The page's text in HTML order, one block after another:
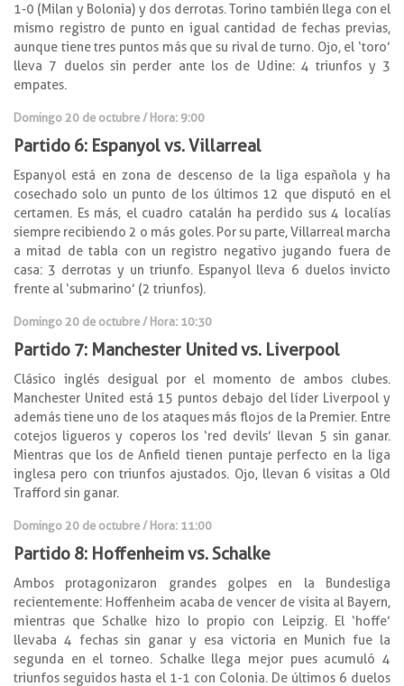
1-0 (Milan y Bolonia) y dos derrotas. Torino también llega con el
mismo registro de punto en igual cantidad de fechas previas,
aunque tiene tres puntos más que su rival de turno. Ojo, el ‘toro’
lleva 7 duelos sin perder ante los de Udine: 4 triunfos y 3
empates.
Domingo 20 de octubre / Hora: 9:00
Partido 6: Espanyol vs. Villarreal
Espanyol está en zona de descenso de la liga española y ha
cosechado solo un punto de los últimos 12 que disputó en el
certamen. Es más, el cuadro catalán ha perdido sus 4 localías
siempre recibiendo 2 o más goles. Por su parte, Villarreal marcha
a mitad de tabla con un registro negativo jugando fuera de
casa: 3 derrotas y un triunfo. Espanyol lleva 6 duelos invicto
frente al ‘submarino’ (2 triunfos).
Domingo 20 de octubre / Hora: 10:30
Partido 7: Manchester United vs. Liverpool
Clásico inglés desigual por el momento de ambos clubes.
Manchester United está 15 puntos debajo del líder Liverpool y
además tiene uno de los ataques más flojos de la Premier. Entre
cotejos ligueros y coperos los ‘red devils’ llevan 5 sin ganar.
Mientras que los de Anfield tienen puntaje perfecto en la liga
inglesa pero con triunfos ajustados. Ojo, llevan 6 visitas a Old
Trafford sin ganar.
Domingo 20 de octubre / Hora: 11:00
Partido 8: Hoffenheim vs. Schalke
Ambos protagonizaron grandes golpes en la Bundesliga
recientemente: Hoffenheim acaba de vencer de visita al Bayern,
mientras que Schalke hizo lo propio con Leipzig. El ‘hoffe’
llevaba 4 fechas sin ganar y esa victoria en Munich fue la
segunda en el torneo. Schalke llega mejor pues acumuló 4
triunfos seguidos hasta el 1-1 con Colonia. De últimos 6 duelos